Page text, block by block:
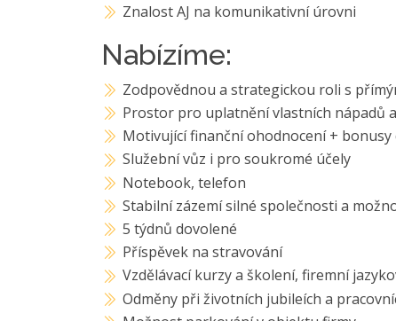
Znalost AJ na komunikativní úrovni
Nabízíme:
Zodpovědnou a strategickou roli s
Prostor pro uplatnění vlastních nápadů
Motivující finanční ohodnocení + bonusy
Služební vůz i pro soukromé účely
Notebook, telefon
Stabilní zázemí silné společnosti a
5 týdnů dovolené
Příspěvek na stravování
Vzdělávací kurzy a školení, firemní
Odměny při životních jubileích a